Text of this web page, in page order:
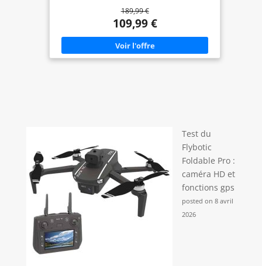
Plus est compatible avec les appareils Apple et
Android et prend également en charge la
connexion sans fil Bluetooth. Qualité photo
supérieure : Le Kodak Mini 3 Retro utilise la
technologie 11PASS, qui permet d'imprimer des
photos avec des couches de couleur et de les
plastifiées. Elles sont protégées contre les
où et à n'importe quel moment ! Elle offre des
cadres et bien d'autres choses encore !
189,99 €
109,99 €
Test du
Flybotic
Foldable Pro :
caméra HD et
fonctions gps
posted on 8 avril
2026